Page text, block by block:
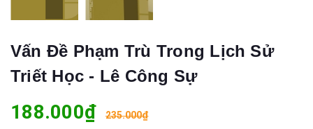
Vấn Đề Phạm Trù Trong Lịch Sử
Triết Học - Lê Công Sự
188.000₫ 235.000₫